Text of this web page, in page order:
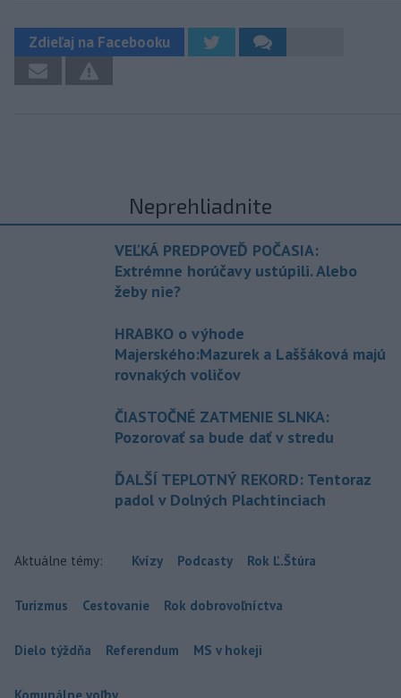
Zdieľaj na Facebooku
Neprehliadnite
VEĽKÁ PREDPOVEĎ POČASIA:
Extrémne horúčavy ustúpili. Alebo
žeby nie?
HRABKO o výhode
Majerského:Mazurek a Laššáková majú
rovnakých voličov
ČIASTOČNÉ ZATMENIE SLNKA:
Pozorovať sa bude dať v stredu
ĎALŠÍ TEPLOTNÝ REKORD: Tentoraz
padol v Dolných Plachtinciach
Aktuálne témy: Kvízy Podcasty Rok Ľ.Štúra
Turizmus Cestovanie Rok dobrovoľníctva
Dielo týždňa Referendum MS v hokeji
Komunálne voľby